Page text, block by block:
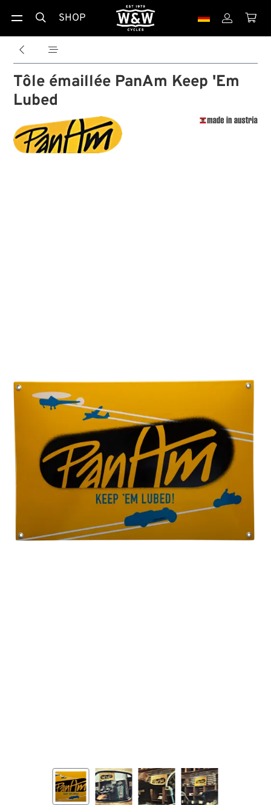
 SHOP  
 
Tôle émaillée PanAm Keep 'Em
Lubed